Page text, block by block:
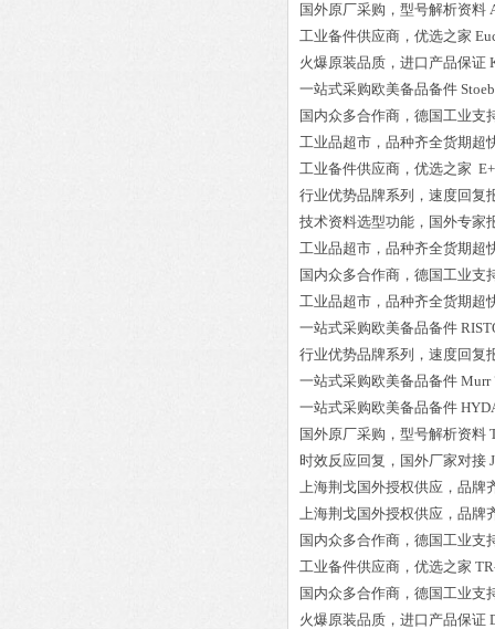
国外原厂采购，型号解析资料
工业备件供应商，优选之家
火爆原装品质，进口产品保证
一站式采购欧美备品备件
国内众多合作商，德国工业支
工业品超市，品种齐全货期超
工业备件供应商，优选之家
行业优势品牌系列，速度回复
技术资料选型功能，国外专家
工业品超市，品种齐全货期超
国内众多合作商，德国工业支
工业品超市，品种齐全货期超
一站式采购欧美备品备件
行业优势品牌系列，速度回复
一站式采购欧美备品备件 Murr
一站式采购欧美备品备件
国外原厂采购，型号解析资料
时效反应回复，国外厂家对接
上海荆戈国外授权供应，品牌
上海荆戈国外授权供应，品牌
国内众多合作商，德国工业支
工业备件供应商，优选之家
国内众多合作商，德国工业支
火爆原装品质，进口产品保证